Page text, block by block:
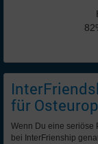
für
Wenn Du eine seriöse
bei InterFrienship